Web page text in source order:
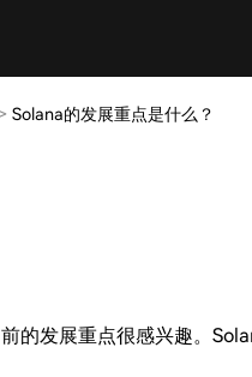
Solana的发展重点是什么？
的发展重点很感兴趣。